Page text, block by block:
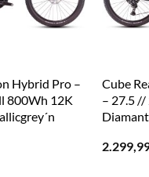
Hybrid Pro –
800Wh 12K
Cube
– 27.5